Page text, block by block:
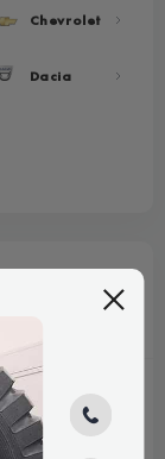
Chevrolet
Dacia